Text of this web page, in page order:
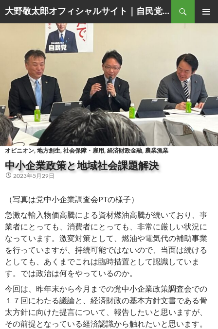
大野敬太郎オフィシャルサイト｜自民党香川３区衆議院議員
Search
オピニオン, 地方創生, 社会保障・雇用, 経済財政金融, 農業漁業
中小企業政策と地域社会課題解決
2023年5月29日
（写真は党中小企業調査会PTの様子）
急激な輸入物価高騰による資材燃油高騰が続いており、事
業者にとっても、消費者にとっても、非常に厳しい状況に
なっています。激変対策として、燃油や電気代の補助事業
を行っていますが、持続可能ではないので、当面は続ける
としても、あくまでこれは臨時措置として認識していま
す。では政治は何をやっているのか。
今回は、昨年末から今月までの党中小企業政策調査会での
１７回にわたる議論と、経済財政の基本方針文書である骨
太方針に向けた提言について、報告したいと思いますが、
その前提となっている経済認識から触れたいと思います。